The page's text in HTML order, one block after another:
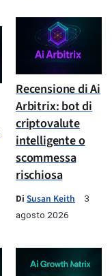
Recensione di Ai
Arbitrix: bot di
criptovalute
intelligente o
scommessa
rischiosa
Di Susan Keith
3
agosto 2026